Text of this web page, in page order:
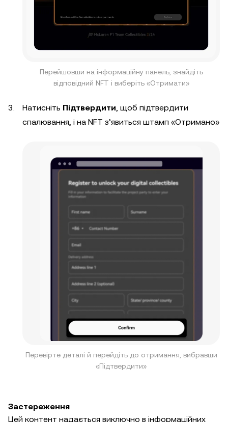
Перейшовши на інформаційну панель, знайдіть
відповідний NFT і виберіть «Отримати»
Натисніть Підтвердити, щоб підтвердити
спалювання, і на NFT з’явиться штамп «Отримано»
Перевірте деталі й перейдіть до отримання, вибравши
«Підтвердити»
Застереження
Цей контент надається виключно в інформаційних